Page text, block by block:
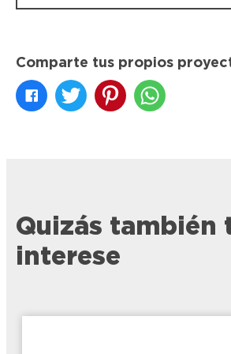
Comparte tus propios
Quizás también
interese